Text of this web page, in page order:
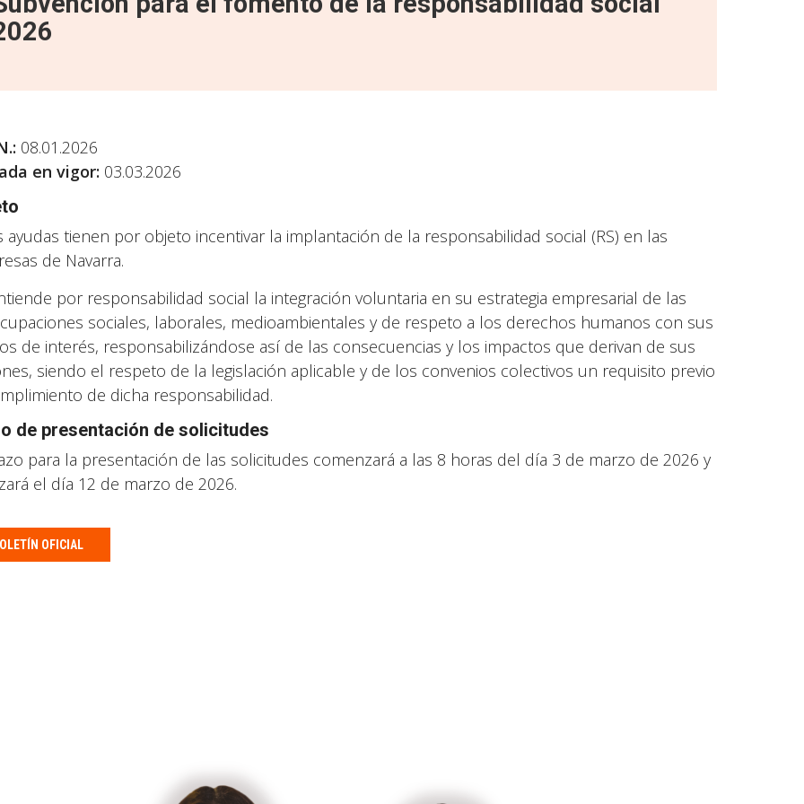
: 08.01.2026
en vigor: 03.03.2026
ayudas tienen por objeto incentivar la implantación de la responsabilidad social (RS) en las
de Navarra.
por responsabilidad social la integración voluntaria en su estrategia empresarial de las
sociales, laborales, medioambientales y de respeto a los derechos humanos con sus
de interés, responsabilizándose así de las consecuencias y los impactos que derivan de sus
siendo el respeto de la legislación aplicable y de los convenios colectivos un requisito previo
de dicha responsabilidad.
de presentación de solicitudes
para la presentación de las solicitudes comenzará a las 8 horas del día 3 de marzo de 2026 y
el día 12 de marzo de 2026.
OFICIAL